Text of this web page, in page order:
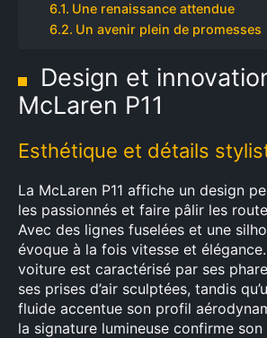
Une renaissance attendue
Un avenir plein de promesses
Design et
McLaren P11
Esthétique et détails
La McLaren P11 affiche un design
les passionnés et faire pâlir les
Avec des lignes fuselées et une
évoque à la fois vitesse et élégance.
voiture est caractérisé par ses
ses prises d’air sculptées, tandis
fluide accentue son profil
la signature lumineuse confirme